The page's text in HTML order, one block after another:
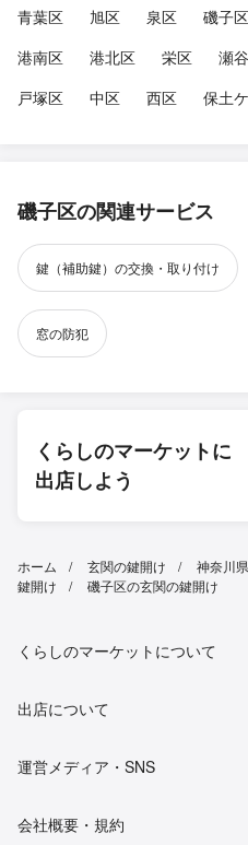
青葉区
旭区 泉区 磯子区
港南区
港北区 栄区 瀬
戸塚区
中区 西区 保土
磯子区の関連サービス
鍵（補助鍵）の交換・取り付け
窓の防犯
くらしのマーケットに
出店しよう
ホーム 玄関の鍵開け 神奈川
鍵開け
磯子区の玄関の鍵開け
くらしのマーケットについて
出店について
運営メディア・SNS
会社概要・規約